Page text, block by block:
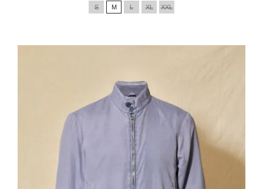
S M L XL XXL